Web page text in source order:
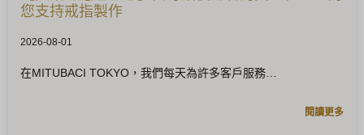
您支持戒指製作
2026-08-01
在MITUBACI TOKYO，我們每天為許多客戶服務
閱讀更多